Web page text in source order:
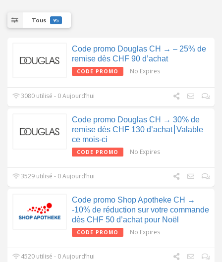
Tous 95
Code promo Douglas CH → – 25% de
remise dès CHF 90 d’achat
CODE PROMO No Expires
3080 utilisé - 0 Aujourd’hui
Code promo Douglas CH → 30% de
remise dès CHF 130 d’achat⎮Valable
ce mois-ci
CODE PROMO No Expires
3529 utilisé - 0 Aujourd’hui
Code promo Shop Apotheke CH →
-10% de réduction sur votre commande
dès CHF 50 d’achat pour Noël
CODE PROMO No Expires
4520 utilisé - 0 Aujourd’hui